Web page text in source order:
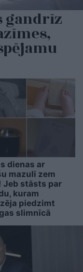
gandrīz
dienas ar
mazuli zem
Jeb stāsts par
kuram
piedzimt
slimnīcā